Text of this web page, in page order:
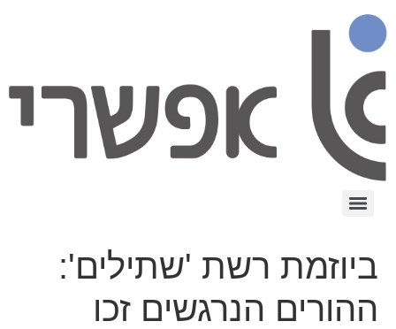
ביוזמת רשת 'שתילים':
ההורים הנרגשים זכו